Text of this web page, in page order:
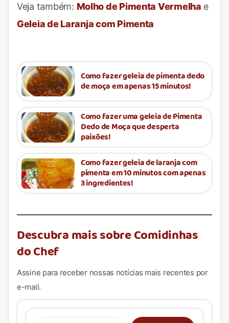
Veja também: Molho de Pimenta Vermelha e
Geleia de Laranja com Pimenta
Como fazer geleia de pimenta dedo
de moça em apenas 15 minutos!
Como fazer uma geleia de Pimenta
Dedo de Moça que desperta
paixões!
Como fazer geleia de laranja com
pimenta em 10 minutos com apenas
3 ingredientes!
Descubra mais sobre Comidinhas
do Chef
Assine para receber nossas notícias mais recentes por
e-mail.
Digite seu e-mail…